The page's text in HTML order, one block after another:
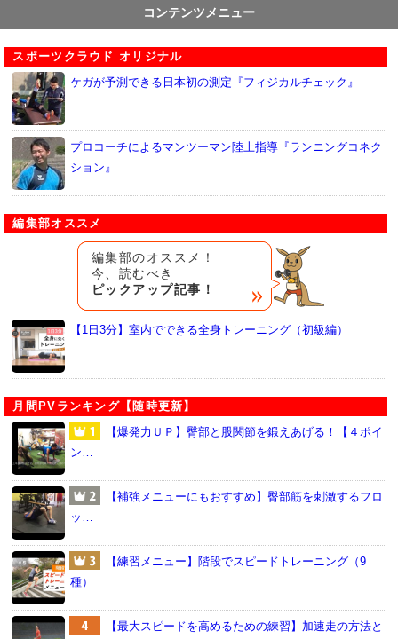
コンテンツメニュー
スポーツクラウド オリジナル
ケガが予測できる日本初の測定『フィジカルチェック』
プロコーチによるマンツーマン陸上指導『ランニングコネク
ション』
編集部オススメ
編集部のオススメ！
今、読むべき
ピックアップ記事！
【1日3分】室内でできる全身トレーニング（初級編）
月間PVランキング【随時更新】
【爆発力ＵＰ】臀部と股関節を鍛えあげる！【４ポイ
ン…
【補強メニューにもおすすめ】臀部筋を刺激するフロ
ッ…
【練習メニュー】階段でスピードトレーニング（9
種）
【最大スピードを高めるための練習】加速走の方法と